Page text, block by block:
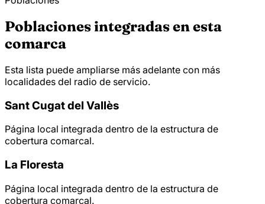
Poblaciones integradas en esta
comarca
Esta lista puede ampliarse más adelante con más
localidades del radio de servicio.
Sant Cugat del Vallès
Página local integrada dentro de la estructura de
cobertura comarcal.
La Floresta
Página local integrada dentro de la estructura de
cobertura comarcal.